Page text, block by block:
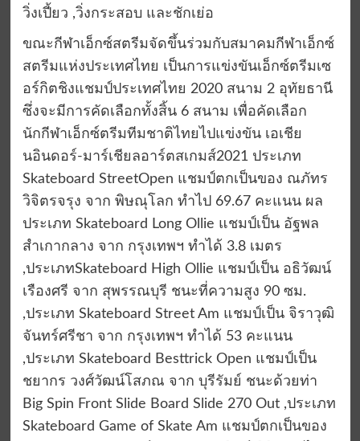
วิ่งเปี้ยว ,วิ่งกระสอบ และชักเย่อ
ขณะกีฬาเอ็กซ์สตรีมจัดขึ้นร่วมกับสมาคมกีฬาเอ็กซ์
สตรีมแห่งประเทศไทย เป็นการแข่งขันเอ็กซ์ตรีมเซ
อร์กิตชิงแชมป์ประเทศไทย 2020 สนาม 2 อุทัยธานี
ซึ่งจะมีการคัดเลือกทั้งสิ้น 6 สนาม เพื่อคัดเลือก
นักกีฬาเอ็กซ์ตรีมทีมชาติไทยไปแข่งขัน เอเชีย
นอินดอร์-มาร์เชียลอาร์ตสเกมส์2021 ประเภท
Skateboard StreetOpen แชมป์ตกเป็นของ ณภัทร
วิจิตรจรุง จาก พิษณุโลก ทำไป 69.67 คะแนน ผล
ประเภท Skateboard Long Ollie แชมป์เป็น อัฐพล
สำเกากลาง จาก กรุงเทพฯ ทำได้ 3.8 เมตร
,ประเภทSkateboard High Ollie แชมป์เป็น อธิวัฒน์
เรืองศรี จาก สุพรรณบุรี ชนะที่ความสูง 90 ซม.
,ประเภท Skateboard Street Am แชมป์เป็น จิราวุฒิ
จันทร์ศรีชา จาก กรุงเทพฯ ทำได้ 53 คะแนน
,ประเภท Skateboard Besttrick Open แชมป์เป็น
ชยากร วงศ์วัฒน์โสภณ จาก บุรีรัมย์ ชนะด้วยท่า
Big Spin Front Slide Board Slide 270 Out ,ประเภท
Skateboard Game of Skate Am แชมป์ตกเป็นของ